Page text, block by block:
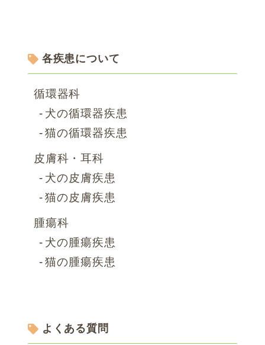
各疾患について
循環器科
犬の循環器疾患
猫の循環器疾患
皮膚科・耳科
犬の皮膚疾患
猫の皮膚疾患
腫瘍科
犬の腫瘍疾患
猫の腫瘍疾患
よくある質問